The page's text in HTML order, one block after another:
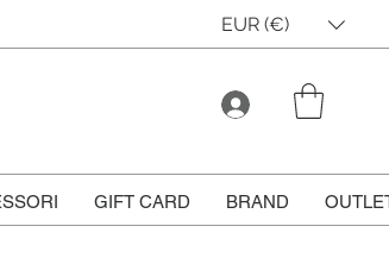
EUR (€)
GIFT CARD BRAND